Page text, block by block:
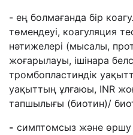
- ең болмағанда бір
төмендеуі, коагуляция
нәтижелері (мысалы,
жоғарылауы, ішінара
тромбопластиндік
уақыттың ұлғаюы, INR
тапшылығы (биотин)/
- симптомсыз және өршу